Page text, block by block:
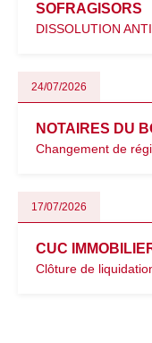
SOFRAGISORS
DISSOLUTION
24/07/2026
NOTAIRES DU
Changement de
17/07/2026
CUC
Clôture de